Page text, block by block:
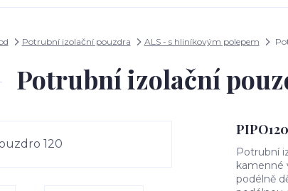
Potrubní izolační pouzdra ALS - s hliníkovým polepem
Potrubní izolační
Potrubní
kamenné
podélně